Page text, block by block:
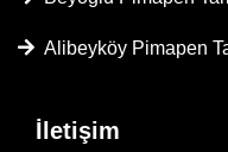
Alibeyköy Pimapen
İletişim